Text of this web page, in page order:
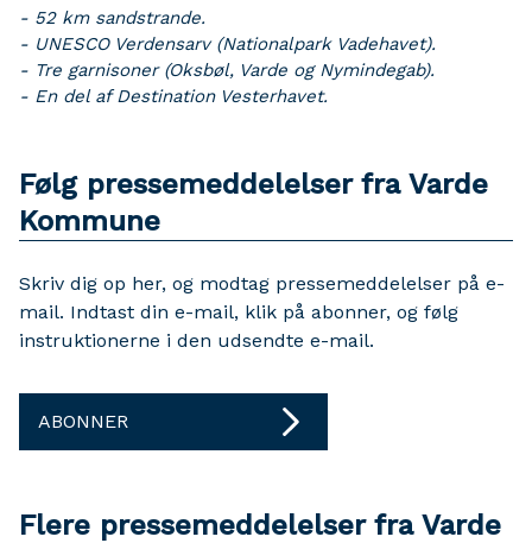
- 52 km sandstrande.
- UNESCO Verdensarv (Nationalpark Vadehavet).
- Tre garnisoner (Oksbøl, Varde og Nymindegab).
- En del af Destination Vesterhavet.
Følg pressemeddelelser fra Varde
Kommune
Skriv dig op her, og modtag pressemeddelelser på e-
mail. Indtast din e-mail, klik på abonner, og følg
instruktionerne i den udsendte e-mail.
ABONNER
Flere pressemeddelelser fra Varde